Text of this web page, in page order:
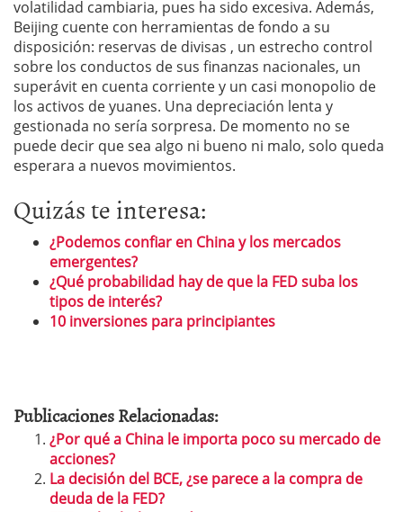
volatilidad cambiaria, pues ha sido excesiva. Además,
Beijing cuente con herramientas de fondo a su
disposición: reservas de divisas , un estrecho control
sobre los conductos de sus finanzas nacionales, un
superávit en cuenta corriente y un casi monopolio de
los activos de yuanes. Una depreciación lenta y
gestionada no sería sorpresa. De momento no se
puede decir que sea algo ni bueno ni malo, solo queda
esperara a nuevos movimientos.
Quizás te interesa:
¿Podemos confiar en China y los mercados
emergentes?
¿Qué probabilidad hay de que la FED suba los
tipos de interés?
10 inversiones para principiantes
Publicaciones Relacionadas:
¿Por qué a China le importa poco su mercado de
acciones?
La decisión del BCE, ¿se parece a la compra de
deuda de la FED?